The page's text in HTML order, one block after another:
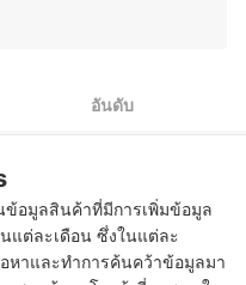
อันดับ
ข้อมูลสินค้าที่มีการเพิ่มข้อมูล
แต่ละเดือน ซึ่งในแต่ละ
หาและทำการค้นคว้าข้อมูลมา